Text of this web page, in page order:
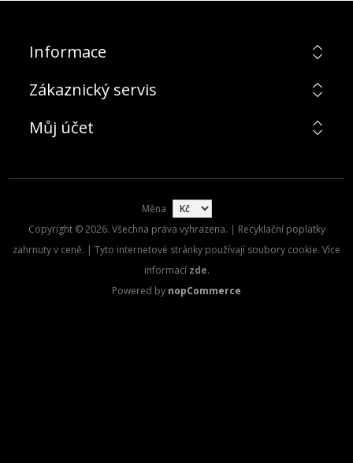
Informace
Zákaznický servis
Můj účet
Měna
Copyright © 2026. Všechna práva vyhrazena. | Recyklační poplatky
zahrnuty v ceně. | Tyto internetové stránky používají soubory cookie. Více
informací zde.
Powered by nopCommerce